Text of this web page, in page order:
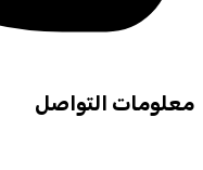
معلومات التواصل